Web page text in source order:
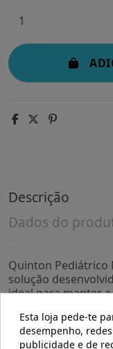
Descrição
Dados do
Quinton Pediátrico
solução
ideal para manter
apresentação são
adequado no
Esta loja pede-te
desempenho,
publicidade e de